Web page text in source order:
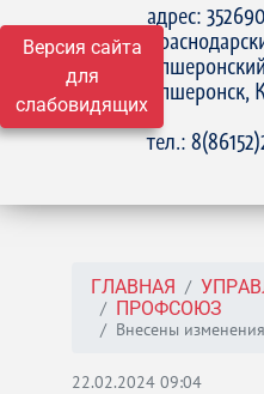
Версия сайта
для
слабовидящих
адрес:
Апшеронск,
15
тел.:
ГЛАВНАЯ
ПРОФСОЮЗ
Внесены
22.02.2024 09:04